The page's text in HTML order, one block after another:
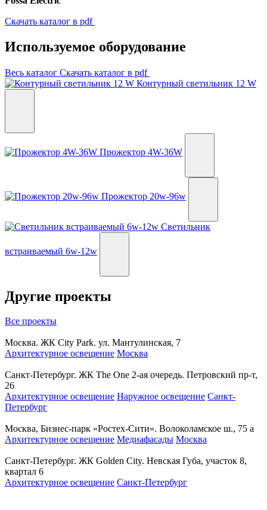
Скачать каталог в pdf
Используемое оборудование
Весь каталог Скачать каталог в pdf
Контурный светильник 12 W
Прожектор 4W-36W
Прожектор 20w-96w
Светильник
встраиваемый 6w-12w
Другие проекты
Все проекты
Москва. ЖК City Park. ул. Мантулинская, 7
Архитектурное освещение Москва
Санкт-Петербург. ЖК The One 2-ая очередь. Петровский пр-т,
26
Архитектурное освещение Наружное освещение Санкт-
Петербург
Москва, Бизнес-парк «Ростех-Сити». Волоколамское ш., 75 а
Архитектурное освещение Медиафасады Москва
Санкт-Петербург. ЖК Golden City. Невская Губа, участок 8,
квартал 6
Архитектурное освещение Санкт-Петербург